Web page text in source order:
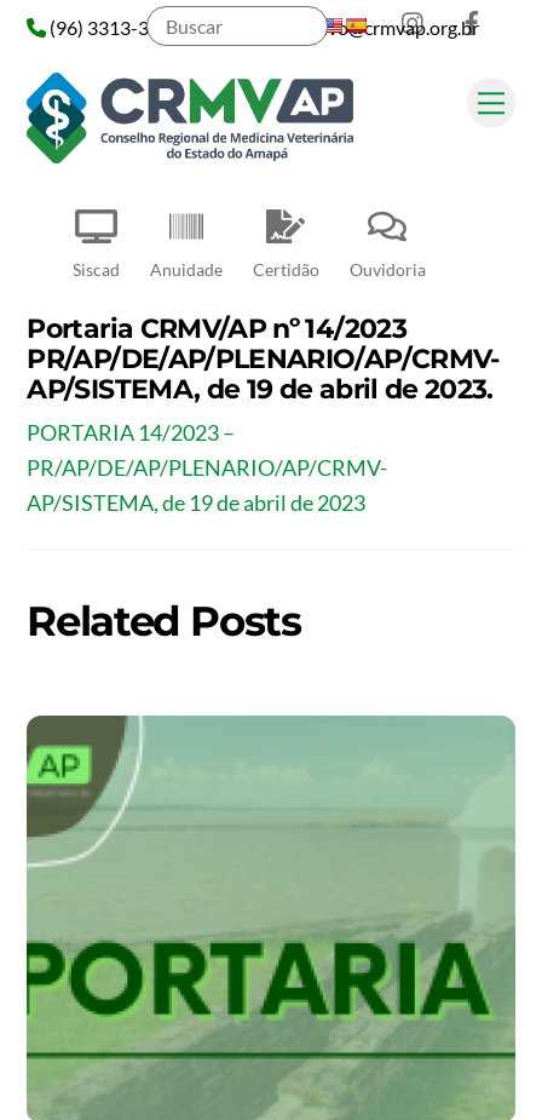
Skip
content
Siscad Anuidade Certidão Ouvidoria
Instagram
(96) 3313-3313
administrativo@crmvap.org.br
Pesquisar
Portaria CRMV/AP nº 14/2023
PR/AP/DE/AP/PLENARIO/AP/CRMV-
AP/SISTEMA, de 19 de abril de 2023.
PORTARIA 14/2023 –
PR/AP/DE/AP/PLENARIO/AP/CRMV-
AP/SISTEMA, de 19 de abril de 2023
Related Posts